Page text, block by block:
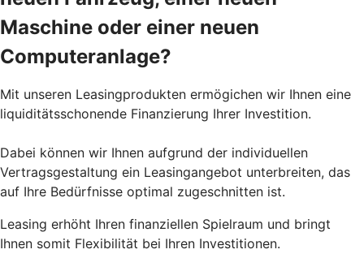
Maschine oder einer neuen
Computeranlage?
Mit unseren Leasingprodukten ermögichen wir Ihnen eine
liquiditätsschonende Finanzierung Ihrer Investition.
Dabei können wir Ihnen aufgrund der individuellen
Vertragsgestaltung ein Leasingangebot unterbreiten, das
auf Ihre Bedürfnisse optimal zugeschnitten ist.
Leasing erhöht Ihren finanziellen Spielraum und bringt
Ihnen somit Flexibilität bei Ihren Investitionen.